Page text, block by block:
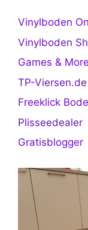
Vinylboden
Vinylboden
Games & More
TP-Viersen.de
Freeklick
Plisseedealer
Gratisblogger